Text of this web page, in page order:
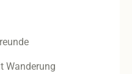
Wanderung